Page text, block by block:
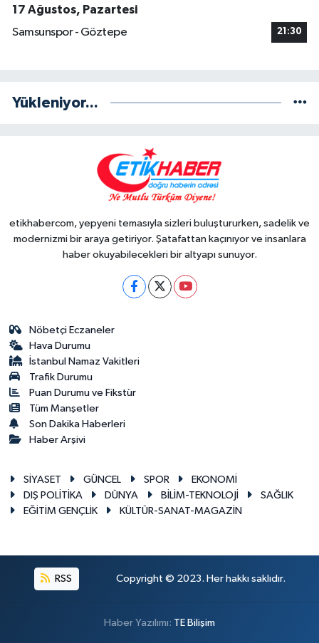
17 Ağustos, Pazartesi
Samsunspor - Göztepe
21:30
Yükleniyor...
etikhabercom, yepyeni temasıyla sizleri buluştururken, sadelik ve
modernizmi bir araya getiriyor. Şatafattan kaçınıyor ve insanlara
haber okuyabilecekleri bir altyapı sunuyor.
Nöbetçi Eczaneler
Hava Durumu
İstanbul Namaz Vakitleri
Trafik Durumu
Puan Durumu ve Fikstür
Tüm Manşetler
Son Dakika Haberleri
Haber Arşivi
SİYASET GÜNCEL SPOR
EKONOMİ
DIŞ POLİTİKA
DÜNYA BİLİM-TEKNOLOJİ
SAĞLIK
EĞİTİM GENÇLİK
KÜLTÜR-SANAT-MAGAZİN
RSS Copyright © 2023. Her hakkı saklıdır.
Haber Yazılımı: TE Bilişim